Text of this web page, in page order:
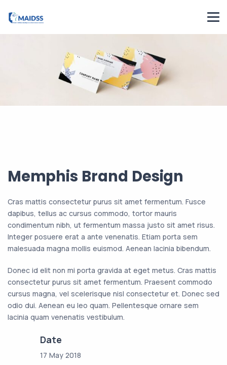
Memphis Brand Design
Cras mattis consectetur purus sit amet fermentum. Fusce
dapibus, tellus ac cursus commodo, tortor mauris
condimentum nibh, ut fermentum massa justo sit amet risus.
Integer posuere erat a ante venenatis. Etiam porta sem
malesuada magna mollis euismod. Aenean lacinia bibendum.
Donec id elit non mi porta gravida at eget metus. Cras mattis
consectetur purus sit amet fermentum. Praesent commodo
cursus magna, vel scelerisque nisl consectetur et. Donec sed
odio dui. Aenean eu leo quam. Pellentesque ornare sem
lacinia quam venenatis vestibulum.
Date
17 May 2018